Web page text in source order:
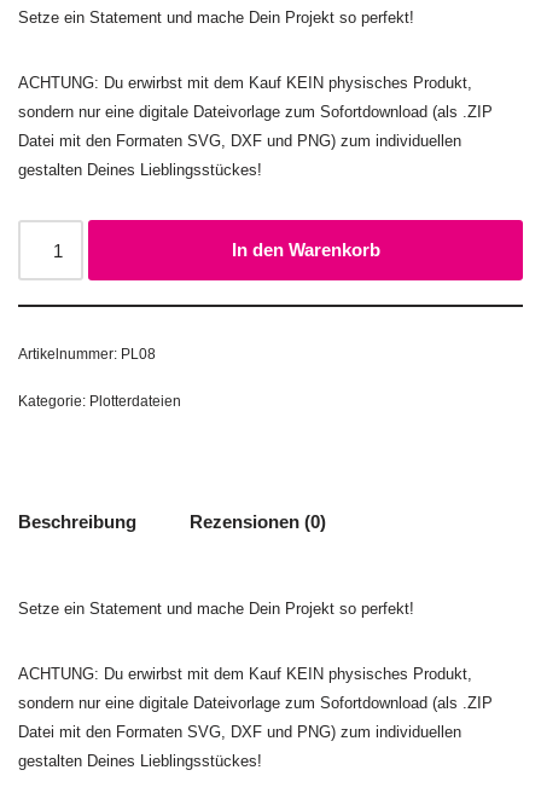
Setze ein Statement und mache Dein Projekt so perfekt!
ACHTUNG: Du erwirbst mit dem Kauf KEIN physisches Produkt,
sondern nur eine digitale Dateivorlage zum Sofortdownload (als .ZIP
Datei mit den Formaten SVG, DXF und PNG) zum individuellen
gestalten Deines Lieblingsstückes!
In den Warenkorb
Artikelnummer: PL08
Kategorie: Plotterdateien
Beschreibung Rezensionen (0)
Setze ein Statement und mache Dein Projekt so perfekt!
ACHTUNG: Du erwirbst mit dem Kauf KEIN physisches Produkt,
sondern nur eine digitale Dateivorlage zum Sofortdownload (als .ZIP
Datei mit den Formaten SVG, DXF und PNG) zum individuellen
gestalten Deines Lieblingsstückes!